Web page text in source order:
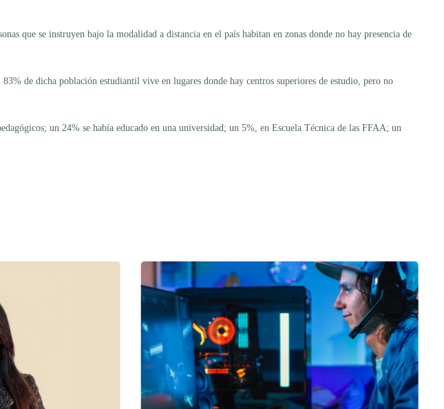
que se instruyen bajo la modalidad a distancia en el país habitan en zonas donde no hay presencia de
de dicha población estudiantil vive en lugares donde hay centros superiores de estudio, pero no
un 24% se había educado en una universidad; un 5%, en Escuela Técnica de las FFAA; un